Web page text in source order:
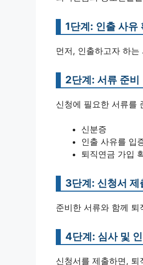
1단계: 인출 사유
먼저, 인출하고자 하
2단계: 서류 준비
신청에 필요한 서류를
신분증
인출 사유를 입
퇴직연금 가입
3단계: 신청서 제
준비한 서류와 함께
4단계: 심사 및
신청서를 제출하면,